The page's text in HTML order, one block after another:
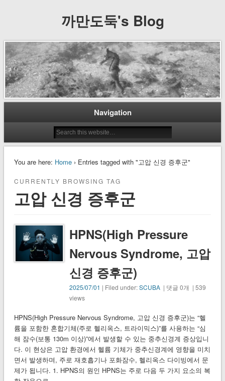
까만도둑's Blog
Navigation
You are here: Home› Entries tagged with "고압 신경 증후군"
CURRENTLY BROWSING TAG
고압 신경 증후군
HPNS(High Pressure
Nervous Syndrome, 고압
신경 증후군)
2025/07/01 | Filed under:SCUBA | 댓글 0개 | 539
views
HPNS(High Pressure Nervous Syndrome, 고압 신경 증후군)는 “헬
륨을 포함한 혼합기체(주로 헬리옥스, 트라이믹스)”를 사용하는 “심
해 잠수(보통 130m 이상)”에서 발생할 수 있는 중추신경계 증상입니
다. 이 현상은 고압 환경에서 헬륨 기체가 중추신경계에 영향을 미치
면서 발생하며, 주로 재호흡기나 포화잠수, 헬리옥스 다이빙에서 문
제가 됩니다. 1. HPNS의 원인 HPNS는 주로 다음 두 가지 요소의 복